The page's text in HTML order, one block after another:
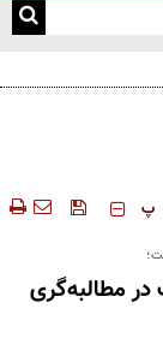
پ
مطالبه‌گری